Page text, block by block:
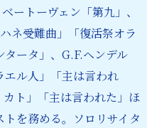
ートーヴェン「第九」、
ネ受難曲」「復活祭オラ
タータ」、G.F.ヘンデル
エル人」「主は言われ
ト」「主は言われた」ほ
を務める。ソロリサイタ